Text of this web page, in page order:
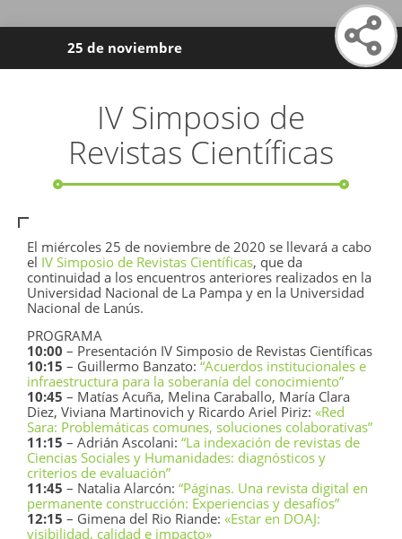
25 de noviembre
IV Simposio de
Revistas Científicas
El miércoles 25 de noviembre de 2020 se llevará a cabo
el IV Simposio de Revistas Científicas, que da
continuidad a los encuentros anteriores realizados en la
Universidad Nacional de La Pampa y en la Universidad
Nacional de Lanús.
PROGRAMA
10:00 – Presentación IV Simposio de Revistas Científicas
10:15 – Guillermo Banzato: “Acuerdos institucionales e
infraestructura para la soberanía del conocimiento”
10:45 – Matías Acuña, Melina Caraballo, María Clara
Diez, Viviana Martinovich y Ricardo Ariel Piriz: «Red
Sara: Problemáticas comunes, soluciones colaborativas”
11:15 – Adrián Ascolani: “La indexación de revistas de
Ciencias Sociales y Humanidades: diagnósticos y
criterios de evaluación”
11:45 – Natalia Alarcón: “Páginas. Una revista digital en
permanente construcción: Experiencias y desafíos”
12:15 – Gimena del Rio Riande: «Estar en DOAJ:
visibilidad, calidad e impacto»